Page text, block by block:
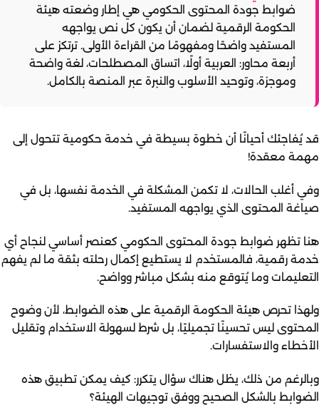
ضوابط جودة المحتوى الحكومي هي إطار وضعته هيئة
الحكومة الرقمية لضمان أن يكون كل نص يواجهه
المستفيد واضحًا ومفهومًا من القراءة الأولى. ترتكز على
أربعة محاور: العربية أولًا، اتساق المصطلحات، لغة واضحة
وموجزة، وتوحيد الأسلوب والنبرة عبر المنصة بالكامل.
قد يُفاجئك أحيانًا أن خطوة بسيطة في خدمة حكومية تتحول إلى
مهمة معقدة!
وفي أغلب الحالات، لا تكمن المشكلة في الخدمة نفسها، بل في
صياغة المحتوى الذي يواجهه المستفيد.
هنا تظهر ضوابط جودة المحتوى الحكومي كعنصر أساسي لنجاح أي
خدمة رقمية، فالمستخدم لا يستطيع إكمال رحلته بثقة ما لم يفهم
التعليمات وما يُتوقع منه بشكل مباشر وواضح.
ولهذا تحرص هيئة الحكومة الرقمية على هذه الضوابط، لأن وضوح
المحتوى ليس تحسينًا تجميليًا، بل شرط لسهولة الاستخدام وتقليل
الأخطاء والاستفسارات.
وبالرغم من ذلك، يظل هناك سؤال يتكرر: كيف يمكن تطبيق هذه
الضوابط بالشكل الصحيح ووفق توجيهات الهيئة؟